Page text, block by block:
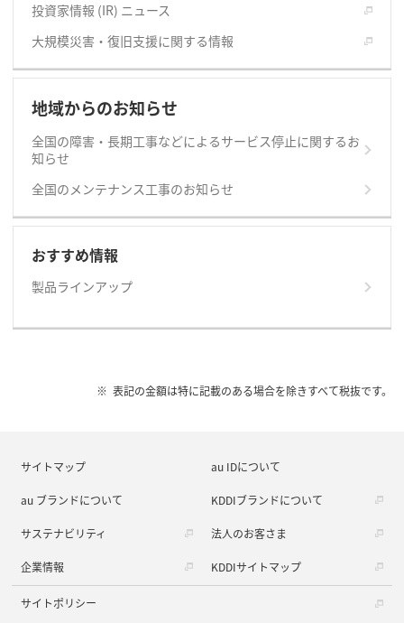
投資家情報 (IR) ニュース
大規模災害・復旧支援に関する情報
地域からのお知らせ
全国の障害・長期工事などによるサービス停止に関するお
知らせ
全国のメンテナンス工事のお知らせ
おすすめ情報
製品ラインアップ
表記の金額は特に記載のある場合を除きすべて税抜です。
サイトマップ au IDについて
au ブランドについて KDDIブランドについて
サステナビリティ 法人のお客さま
企業情報 KDDIサイトマップ
サイトポリシー